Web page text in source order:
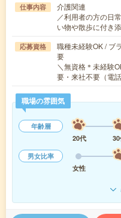
仕事内容
介護関連
／利用者の方の日
い物や散歩に付き
応募資格
職種未経験OK / ブ
要
＼無資格＊未経験
要・来社不要（電
職場の雰囲気
年齢層
20代
男女比率
女性